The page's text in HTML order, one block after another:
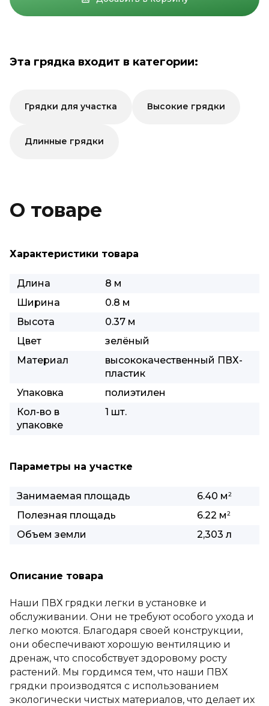
Эта грядка входит в категории:
Грядки для участка Высокие грядки
Длинные грядки
О товаре
Характеристики товара
Длина
8 м
Ширина
0.8 м
Высота
0.37 м
Цвет
зелёный
Материал
высококачественный ПВХ-
пластик
Упаковка
полиэтилен
Кол-во в
упаковке
1 шт.
Параметры на участке
Занимаемая площадь 6.40 м2
Полезная площадь 6.22 м2
Объем земли 2,303 л
Описание товара
Наши ПВХ грядки легки в установке и
обслуживании. Они не требуют особого ухода и
легко моются. Благодаря своей конструкции,
они обеспечивают хорошую вентиляцию и
дренаж, что способствует здоровому росту
растений. Мы гордимся тем, что наши ПВХ
грядки производятся с использованием
экологически чистых материалов, что делает их